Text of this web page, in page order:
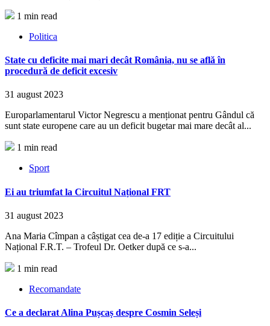
1 min read
Politica
State cu deficite mai mari decât România, nu se află în
procedură de deficit excesiv
31 august 2023
Europarlamentarul Victor Negrescu a menționat pentru Gândul că
sunt state europene care au un deficit bugetar mai mare decât al...
1 min read
Sport
Ei au triumfat la Circuitul Național FRT
31 august 2023
Ana Maria Cîmpan a câștigat cea de-a 17 ediție a Circuitului
Național F.R.T. – Trofeul Dr. Oetker după ce s-a...
1 min read
Recomandate
Ce a declarat Alina Pușcaș despre Cosmin Seleși